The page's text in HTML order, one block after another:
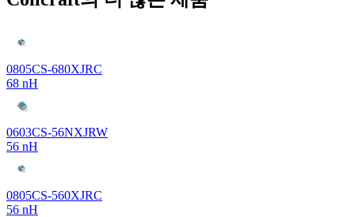
0805CS-680XJRC
68 nH
0603CS-56NXJRW
56 nH
0805CS-560XJRC
56 nH